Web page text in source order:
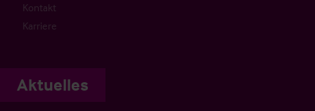
Kontakt
Karriere
Aktuelles